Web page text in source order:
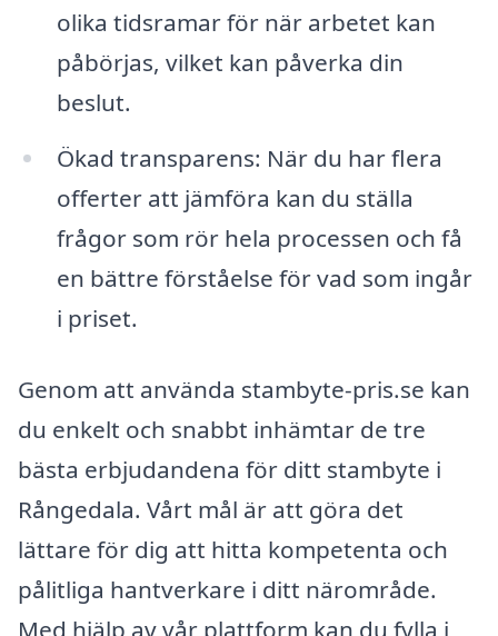
olika tidsramar för när arbetet kan
påbörjas, vilket kan påverka din
beslut.
Ökad transparens: När du har flera
offerter att jämföra kan du ställa
frågor som rör hela processen och få
en bättre förståelse för vad som ingår
i priset.
Genom att använda stambyte-pris.se kan
du enkelt och snabbt inhämtar de tre
bästa erbjudandena för ditt stambyte i
Rångedala. Vårt mål är att göra det
lättare för dig att hitta kompetenta och
pålitliga hantverkare i ditt närområde.
Med hjälp av vår plattform kan du fylla i